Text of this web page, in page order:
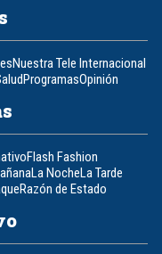
Nuestra Tele Internacional
ProgramasOpinión
Flash Fashion
La NocheLa Tarde
Razón de Estado